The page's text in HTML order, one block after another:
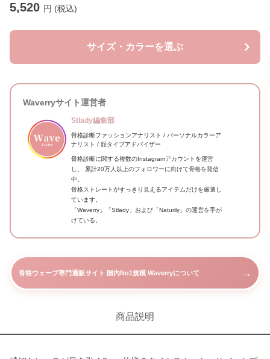
5,520 円 (税込)
サイズ・カラーを選ぶ
Waverryサイト運営者
Stlady編集部
骨格診断ファッションアナリスト / パーソナルカラーア
ナリスト / 顔タイプアドバイザー
骨格診断に関する複数のInstagramアカウントを運営
し、 累計20万人以上のフォロワーに向けて骨格を発信
中。
骨格ストレートがすっきり見えるアイテムだけを厳選し
ています。
「Waverry」「Stlady」および「Naturily」の運営を手が
けている。
骨格ウェーブ専門通販サイト 国内No1規模 Waverryについて →
商品説明